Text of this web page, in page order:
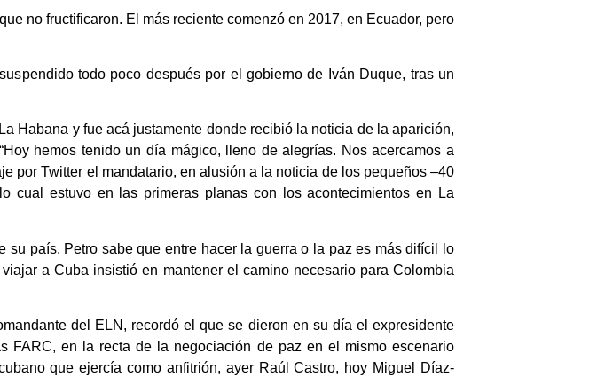
no fructificaron. El más reciente comenzó en 2017, en Ecuador, pero
todo poco después por el gobierno de Iván Duque, tras un
Habana y fue acá justamente donde recibió la noticia de la aparición,
hemos tenido un día mágico, lleno de alegrías. Nos acercamos a
por Twitter el mandatario, en alusión a la noticia de los pequeños –40
cual estuvo en las primeras planas con los acontecimientos en La
país, Petro sabe que entre hacer la guerra o la paz es más difícil lo
a Cuba insistió en mantener el camino necesario para Colombia
del ELN, recordó el que se dieron en su día el expresidente
FARC, en la recta de la negociación de paz en el mismo escenario
que ejercía como anfitrión, ayer Raúl Castro, hoy Miguel Díaz-